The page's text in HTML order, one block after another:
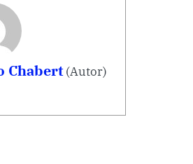
Chabert(Autor)